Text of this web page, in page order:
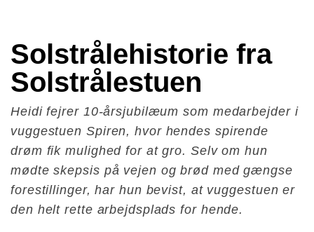
Solstrålehistorie fra
Solstrålestuen
Heidi fejrer 10-årsjubilæum som medarbejder i
vuggestuen Spiren, hvor hendes spirende
drøm fik mulighed for at gro. Selv om hun
mødte skepsis på vejen og brød med gængse
forestillinger, har hun bevist, at vuggestuen er
den helt rette arbejdsplads for hende.